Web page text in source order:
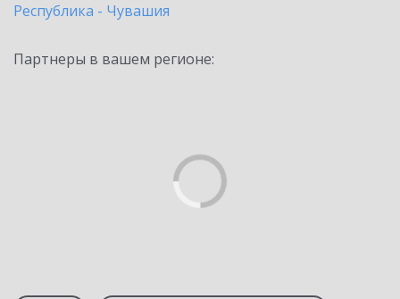
Республика - Чувашия
Партнеры в вашем регионе: